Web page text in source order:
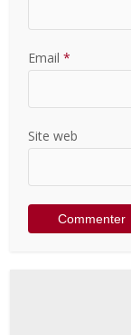
Email *
Site web